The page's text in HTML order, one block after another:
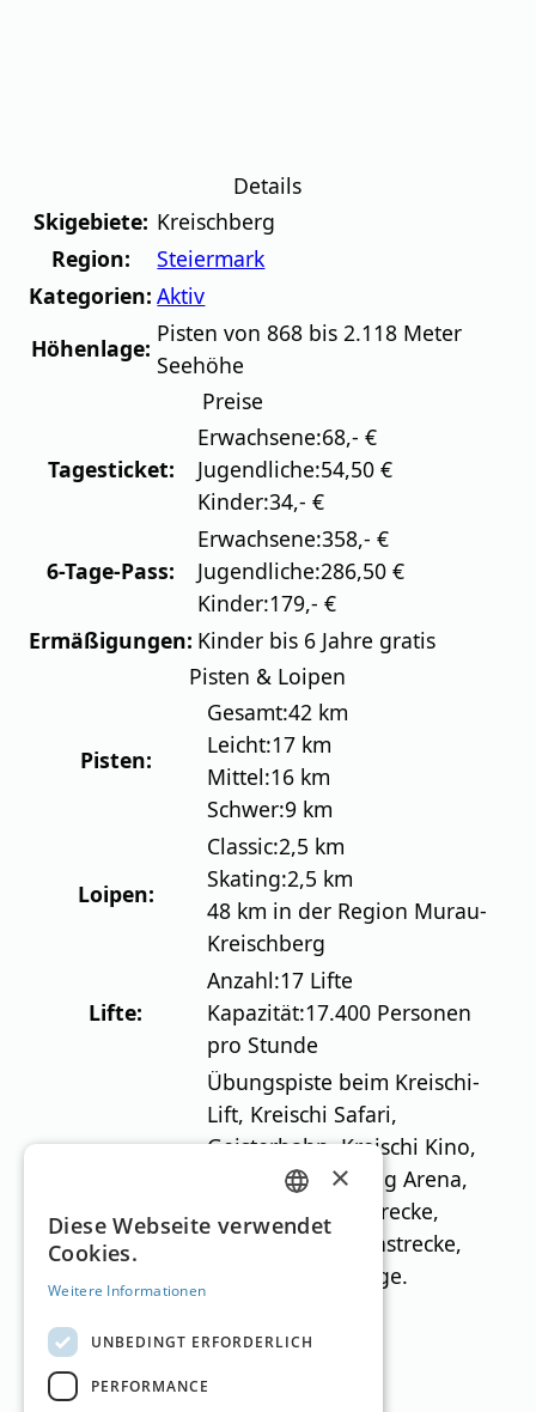
Details
Skigebiete: Kreischberg
Region:
Steiermark
Kategorien: Aktiv
Höhenlage:
Pisten von 868 bis 2.118 Meter
Seehöhe
Preise
Tagesticket:
Erwachsene:68,- €
Jugendliche:54,50 €
Kinder:34,- €
6-Tage-Pass:
Erwachsene:358,- €
Jugendliche:286,50 €
Kinder:179,- €
Ermäßigungen: Kinder bis 6 Jahre gratis
Pisten & Loipen
Pisten:
Gesamt:42 km
Leicht:17 km
Mittel:16 km
Schwer:9 km
Loipen:
Classic:2,5 km
Skating:2,5 km
48 km in der Region Murau-
Kreischberg
Lifte:
Anzahl:17 Lifte
Kapazität:17.400 Personen
pro Stunde
Übungspiste beim Kreischi-
Lift, Kreischi Safari,
Geisterbahn, Kreischi Kino,
Rodelbahn, Tubing Arena,
Airypark, Speedstrecke,
Permanente Rennstrecke,
Winterwanderwege.
Webseite:kreischberg.at
Tel.:
+43 (0)35 37 / 300
GERMAN
×
Diese Webseite verwendet
Cookies.
Weitere Informationen
UNBEDINGT ERFORDERLICH
PERFORMANCE